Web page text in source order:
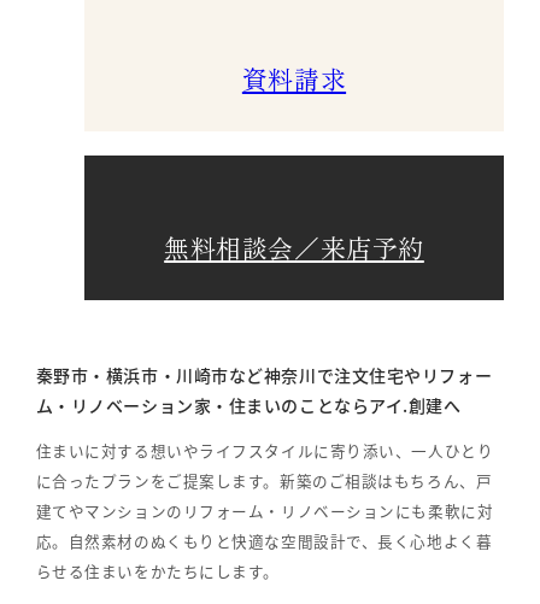
資料請求
無料相談会／来店予約
秦野市・横浜市・川崎市など神奈川で注文住宅やリフォー
ム・リノベーション家・住まいのことならアイ.創建へ
住まいに対する想いやライフスタイルに寄り添い、一人ひとり
に合ったプランをご提案します。新築のご相談はもちろん、戸
建てやマンションのリフォーム・リノベーションにも柔軟に対
応。自然素材のぬくもりと快適な空間設計で、長く心地よく暮
らせる住まいをかたちにします。